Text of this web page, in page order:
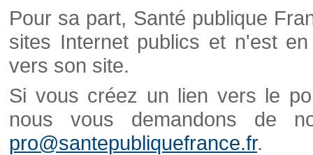
Pour sa part, Santé publique
sites Internet publics et n'est
vers son site.
Si vous créez un lien vers le
nous vous demandons de
pro@santepubliquefrance.fr.